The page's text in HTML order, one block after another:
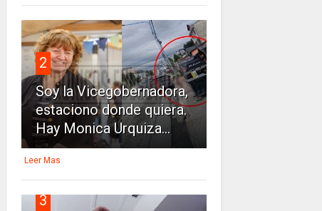
2
Soy la Vicegobernadora,
estaciono donde quiera.
Hay Monica Urquiza...
Leer Mas
3